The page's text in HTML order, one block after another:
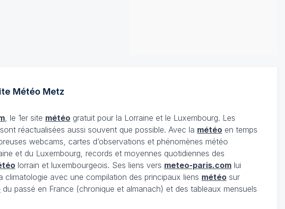
MétéoMetz
, le 1er site météo gratuit pour la Lorraine et le Luxembourg. Les
réactualisées aussi souvent que possible. Avec la météo en temps
webcams, cartes d’observations et phénomènes météo
et du Luxembourg, records et moyennes quotidiennes des
lorrain et luxembourgeois. Ses liens vers meteo-paris.com lui
climatologie avec une compilation des principaux liens météo sur
du passé en France (chronique et almanach) et des tableaux mensuels